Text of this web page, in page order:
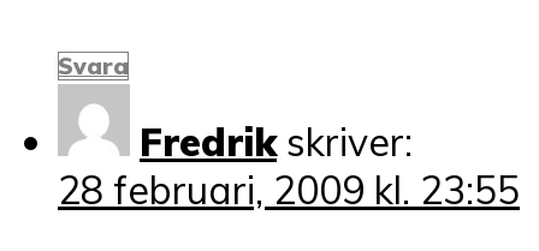
Svara
Fredrik skriver:
28 februari, 2009 kl. 23:55